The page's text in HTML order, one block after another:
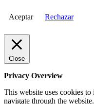
Aceptar Rechazar
Close
Privacy Overview
This website uses cookies
navigate through the